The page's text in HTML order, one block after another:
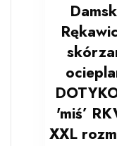
'miś’
XXL